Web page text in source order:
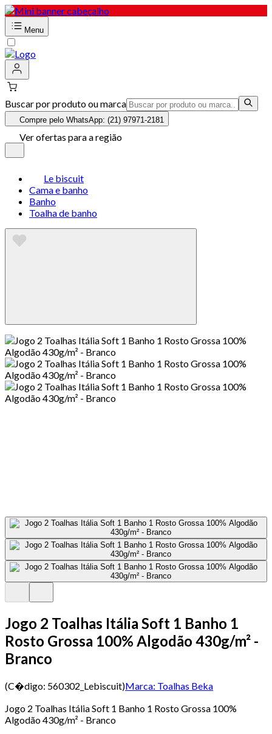
Menu
Buscar por produto ou marca
Compre pelo WhatsApp: (21) 97971-2181
Ver ofertas para a região
Le biscuit
Cama e banho
Banho
Toalha de banho
Jogo 2 Toalhas Itália Soft 1 Banho 1
Rosto Grossa 100% Algodão 430g/m² -
Branco
(C�digo: 560302_Lebiscuit)Marca: Toalhas Beka
Jogo 2 Toalhas Itália Soft 1 Banho 1 Rosto Grossa 100%
Algodão 430g/m² - Branco